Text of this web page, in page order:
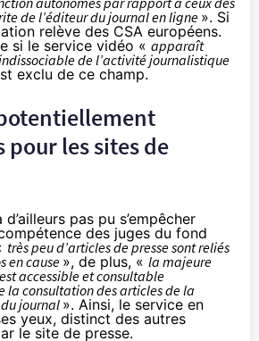
de l’éditeur du journal en ligne ». Si
relève des CSA européens.
si le service vidéo « apparaît
de l’activité journalistique
exclu de ce champ.
les sites de
d’ailleurs pas pu s’empêcher
des juges du fond
très peu d’articles de presse sont reliés
en cause », de plus, « la majeure
accessible et consultable
la consultation des articles de la
journal ». Ainsi, le service en
yeux, distinct des autres
le site de presse.